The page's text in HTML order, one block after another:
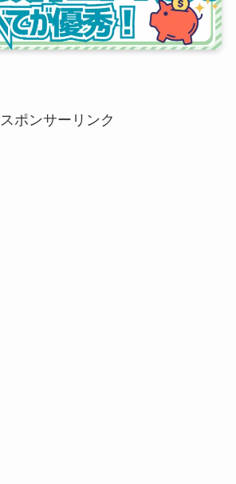
スポンサーリンク